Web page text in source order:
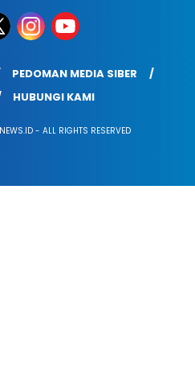
PEDOMAN MEDIA SIBER
HUBUNGI KAMI
- ALL RIGHTS RESERVED